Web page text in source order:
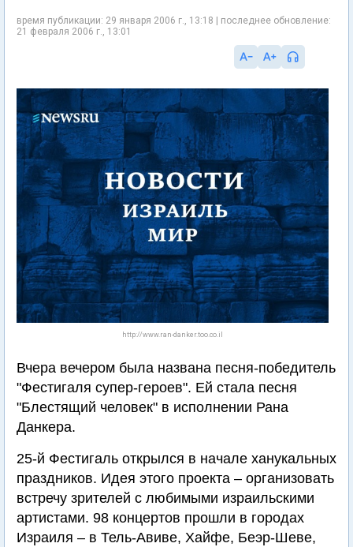
время публикации: 29 января 2006 г., 13:18 | последнее обновление:
21 февраля 2006 г., 13:01
http://www.ran-danker.too.co.il
Вчера вечером была названа песня-победитель
"Фестигаля супер-героев". Ей стала песня
"Блестящий человек" в исполнении Рана
Данкера.
25-й Фестигаль открылся в начале ханукальных
праздников. Идея этого проекта – организовать
встречу зрителей с любимыми израильскими
артистами. 98 концертов прошли в городах
Израиля – в Тель-Авиве, Хайфе, Беэр-Шеве,